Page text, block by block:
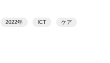
2022年 ICT ケア